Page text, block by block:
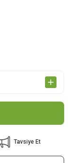
Tavsiye Et